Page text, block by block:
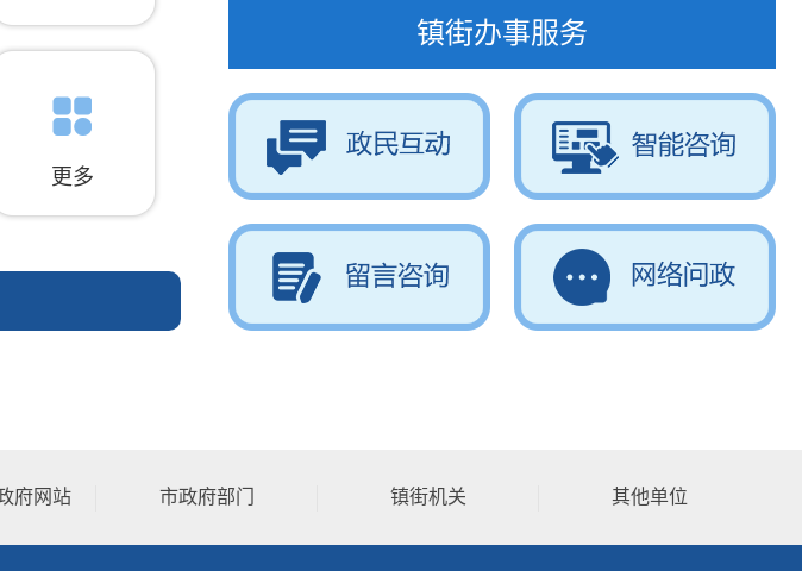
更多
· 中山市人力资源和社会保障局
· 中山市自然资源局（中山市海洋局）
· 中山市生态环境局
· 中山市交通运输局
· 中山市水务局
· 中山市文广旅局
· 中山市卫健局
镇街办事服务
府网站 市政府部门 镇街机关 其他单位